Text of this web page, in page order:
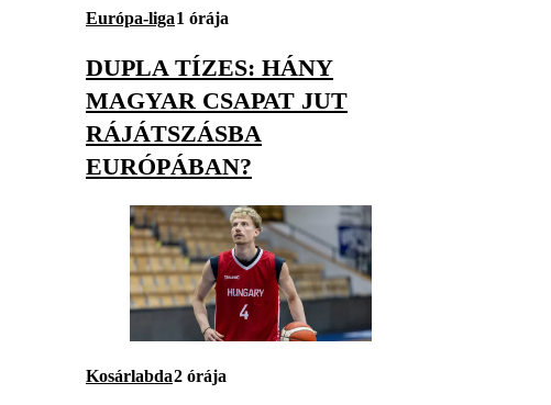
Európa-liga1 órája
DUPLA TÍZES: HÁNY
MAGYAR CSAPAT JUT
RÁJÁTSZÁSBA
EURÓPÁBAN?
Kosárlabda2 órája